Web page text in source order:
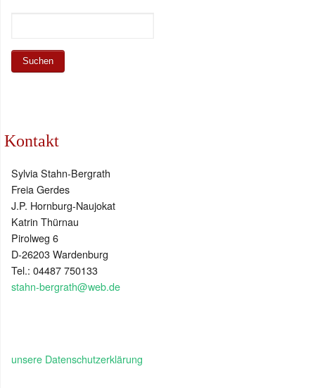
Kontakt
Sylvia Stahn-Bergrath
Freia Gerdes
J.P. Hornburg-Naujokat
Katrin Thürnau
Pirolweg 6
D-26203 Wardenburg
Tel.: 04487 750133
stahn-bergrath@web.de
unsere Datenschutzerklärung